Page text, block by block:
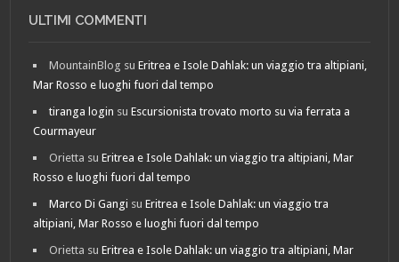
ULTIMI COMMENTI
MountainBlog suEritrea e Isole Dahlak: un viaggio tra altipiani,
Mar Rosso e luoghi fuori dal tempo
tiranga login suEscursionista trovato morto su via ferrata a
Courmayeur
Orietta suEritrea e Isole Dahlak: un viaggio tra altipiani, Mar
Rosso e luoghi fuori dal tempo
Marco Di Gangi suEritrea e Isole Dahlak: un viaggio tra
altipiani, Mar Rosso e luoghi fuori dal tempo
Orietta suEritrea e Isole Dahlak: un viaggio tra altipiani, Mar